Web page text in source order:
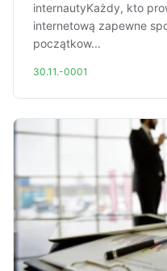
internautyKażdy, kto
internetową zapewne
początkow...
30.11.-0001